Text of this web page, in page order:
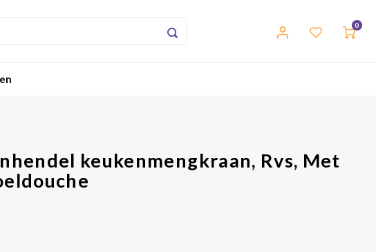
0
keukenmengkraan, Rvs, Met